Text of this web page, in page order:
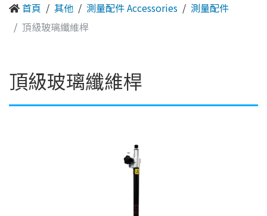
首頁 其他 測量配件 Accessories
測量配件
頂級玻璃纖維桿
頂級玻璃纖維桿